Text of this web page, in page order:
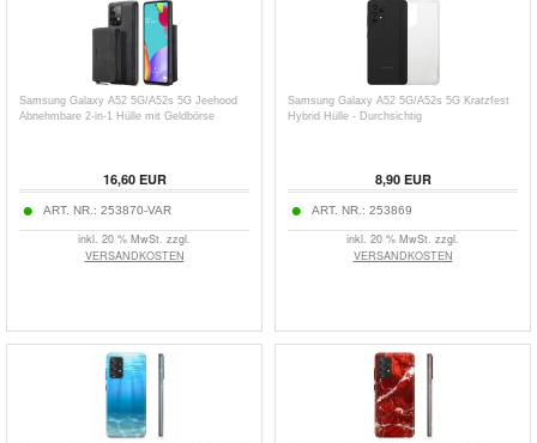
Samsung Galaxy A52 5G/A52s 5G Jeehood
Abnehmbare 2-in-1 Hülle mit Geldbörse
16,60EUR
ART. NR.: 253870-VAR
inkl. 20 % MwSt. zzgl.
VERSANDKOSTEN
Samsung Galaxy A52 5G/A52s 5G Kratzfest
Hybrid Hülle - Durchsichtig
8,90EUR
ART. NR.: 253869
inkl. 20 % MwSt. zzgl.
VERSANDKOSTEN